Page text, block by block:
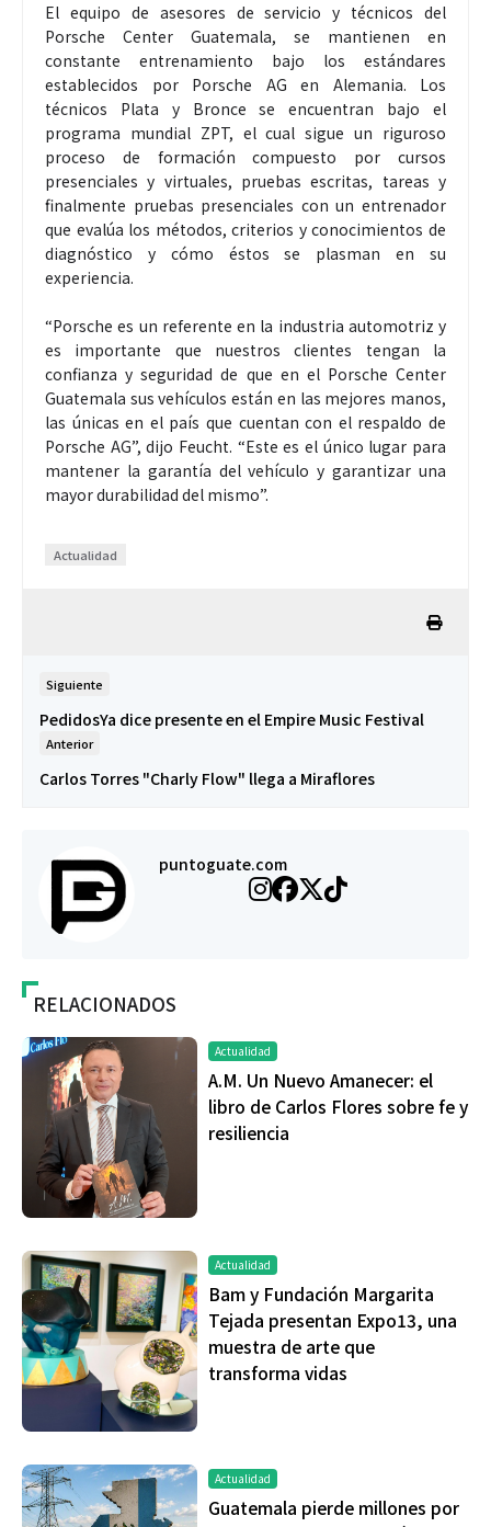
El equipo de asesores de servicio y técnicos del
Porsche Center Guatemala, se mantienen en
constante entrenamiento bajo los estándares
establecidos por Porsche AG en Alemania. Los
técnicos Plata y Bronce se encuentran bajo el
programa mundial ZPT, el cual sigue un riguroso
proceso de formación compuesto por cursos
presenciales y virtuales, pruebas escritas, tareas y
finalmente pruebas presenciales con un entrenador
que evalúa los métodos, criterios y conocimientos de
diagnóstico y cómo éstos se plasman en su
experiencia.
“Porsche es un referente en la industria automotriz y
es importante que nuestros clientes tengan la
confianza y seguridad de que en el Porsche Center
Guatemala sus vehículos están en las mejores manos,
las únicas en el país que cuentan con el respaldo de
Porsche AG”, dijo Feucht. “Este es el único lugar para
mantener la garantía del vehículo y garantizar una
mayor durabilidad del mismo”.
Actualidad
Siguiente
PedidosYa dice presente en el Empire Music Festival
Anterior
Carlos Torres "Charly Flow" llega a Miraflores
puntoguate.com
RELACIONADOS
Actualidad
A.M. Un Nuevo Amanecer: el
libro de Carlos Flores sobre fe y
resiliencia
Actualidad
Bam y Fundación Margarita
Tejada presentan Expo13, una
muestra de arte que
transforma vidas
Actualidad
Guatemala pierde millones por